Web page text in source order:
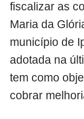
fiscalizar as
Maria da
município de
adotada na
tem como
cobrar